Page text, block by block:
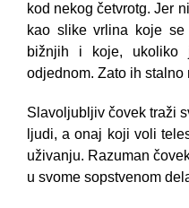
kod nekog četvrotg. Jer
kao slike vrlina koje
bižnjih i koje, ukoliko
odjednom. Zato ih stalno
Slavoljubljiv čovek traži
ljudi, a onaj koji voli
uživanju. Razuman
u svome sopstvenom